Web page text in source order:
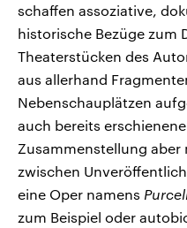
schaffen assoziative,
historische Bezüge zum
Theaterstücken des
aus allerhand
Nebenschauplätzen
auch bereits
Zusammenstellung aber
zwischen
eine Oper namens
zum Beispiel oder